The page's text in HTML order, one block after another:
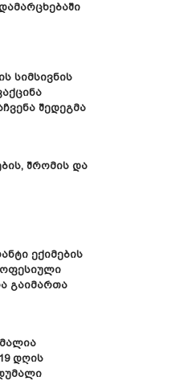
Სიმსივნის
Შედეგმა
Შრომის Და
Ექიმების
Გაიმართა
Დღის